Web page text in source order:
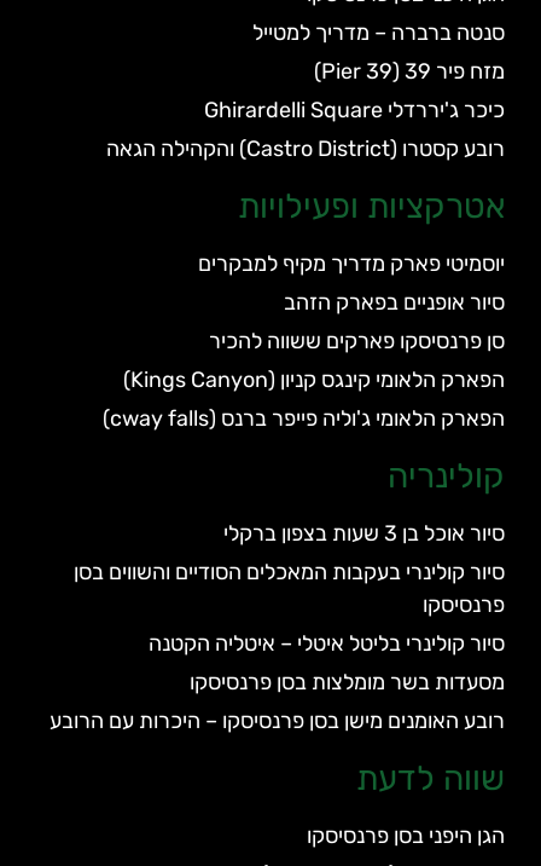
סנטה ברברה – מדריך למטייל
מזח פיר 39 (Pier 39)
כיכר ג'יררדלי Ghirardelli Square
רובע קסטרו (Castro District) והקהילה הגאה
אטרקציות ופעילויות
יוסמיטי פארק מדריך מקיף למבקרים
סיור אופניים בפארק הזהב
סן פרנסיסקו פארקים ששווה להכיר
הפארק הלאומי קינגס קניון (Kings Canyon)
הפארק הלאומי ג'וליה פייפר ברנס (cway falls)
קולינריה
סיור אוכל בן 3 שעות בצפון ברקלי
סיור קולינרי בעקבות המאכלים הסודיים והשווים בסן
פרנסיסקו
סיור קולינרי בליטל איטלי – איטליה הקטנה
מסעדות בשר מומלצות בסן פרנסיסקו
רובע האומנים מישן בסן פרנסיסקו – היכרות עם הרובע
שווה לדעת
הגן היפני בסן פרנסיסקו